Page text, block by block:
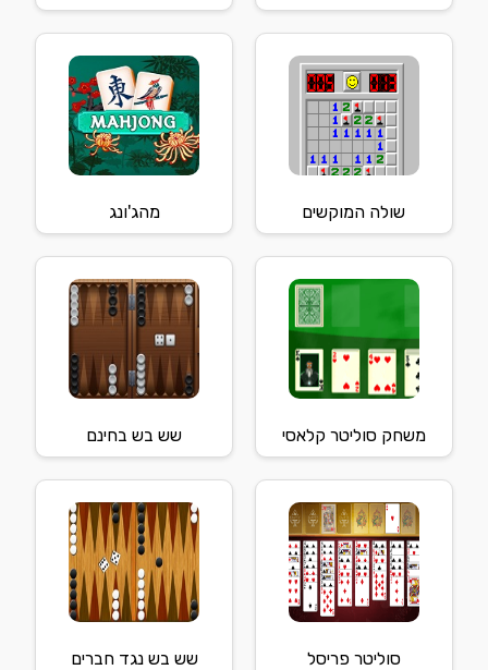
שולה המוקשים מהג'ונג
משחק סוליטר קלאסי שש בש בחינם
סוליטר פריסל שש בש נגד חברים